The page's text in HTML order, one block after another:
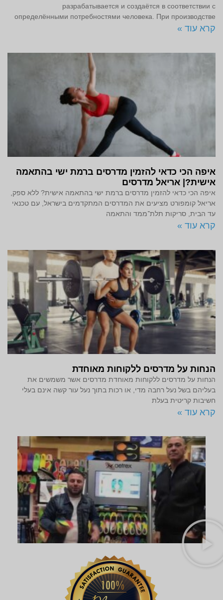
разрабатывается и создаётся в соответствии с
определёнными потребностями человека. При производстве
קרא עוד »
איפה הכי כדאי להזמין מדרסים ברמת ישי בהתאמה
אישית?| אריאל מדרסים
איפה הכי כדאי להזמין מדרסים ברמת ישי בהתאמה אישית? ללא ספק,
אריאל קומפורט מציעים את המדרסים המתקדמים בישראל, עם טכנאי
עד הבית, סריקות תלת־ממד והתאמה
קרא עוד »
הנחות על מדרסים ללקוחות מאוחדת
הנחות על מדרסים ללקוחות מאוחדת מדרסים אשר משמשים את
בעליהם בשל נעל רחבה מדי, או רכות בתוך נעל עור קשה אינם בעלי
חשיבות קריטית בעלת
קרא עוד »